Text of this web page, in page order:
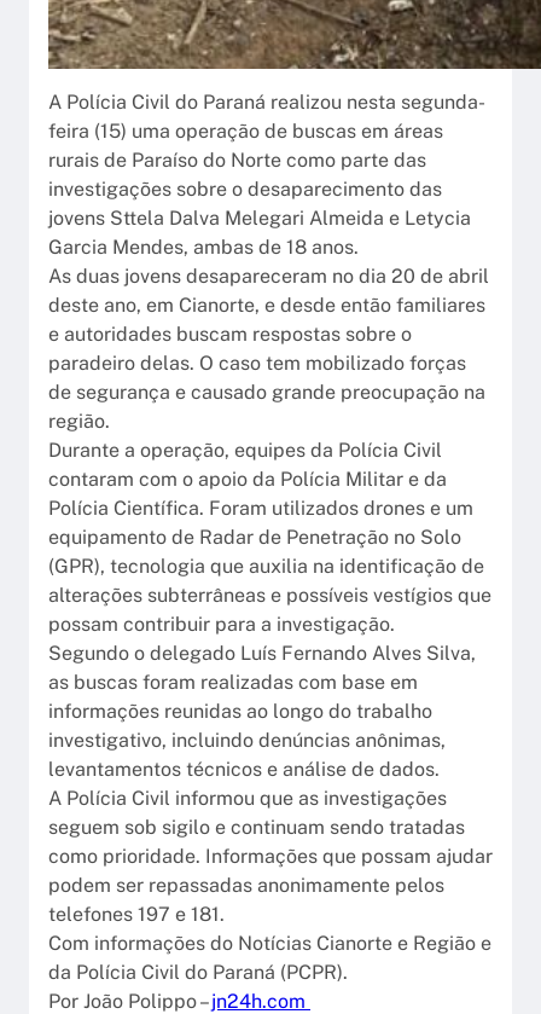
A Polícia Civil do Paraná realizou nesta segunda-
feira (15) uma operação de buscas em áreas
rurais de Paraíso do Norte como parte das
investigações sobre o desaparecimento das
jovens Sttela Dalva Melegari Almeida e Letycia
Garcia Mendes, ambas de 18 anos.
As duas jovens desapareceram no dia 20 de abril
deste ano, em Cianorte, e desde então familiares
e autoridades buscam respostas sobre o
paradeiro delas. O caso tem mobilizado forças
de segurança e causado grande preocupação na
região.
Durante a operação, equipes da Polícia Civil
contaram com o apoio da Polícia Militar e da
Polícia Científica. Foram utilizados drones e um
equipamento de Radar de Penetração no Solo
(GPR), tecnologia que auxilia na identificação de
alterações subterrâneas e possíveis vestígios que
possam contribuir para a investigação.
Segundo o delegado Luís Fernando Alves Silva,
as buscas foram realizadas com base em
informações reunidas ao longo do trabalho
investigativo, incluindo denúncias anônimas,
levantamentos técnicos e análise de dados.
A Polícia Civil informou que as investigações
seguem sob sigilo e continuam sendo tratadas
como prioridade. Informações que possam ajudar
podem ser repassadas anonimamente pelos
telefones 197 e 181.
Com informações do Notícias Cianorte e Região e
da Polícia Civil do Paraná (PCPR).
Por João Polippo –jn24h.com